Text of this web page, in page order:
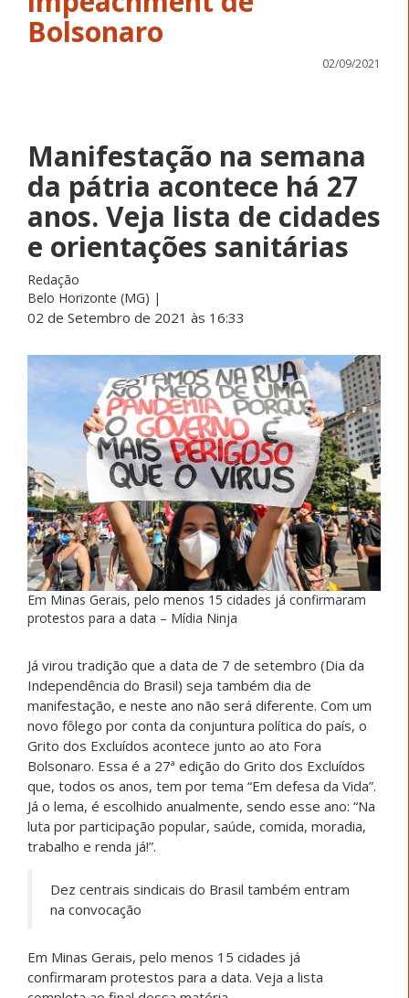
Bolsonaro
02/09/2021
Manifestação na semana
da pátria acontece há 27
anos. Veja lista de cidades
e orientações sanitárias
Redação
Belo Horizonte (MG) |
02 de Setembro de 2021 às 16:33
Em Minas Gerais, pelo menos 15 cidades já confirmaram
protestos para a data – Mídia Ninja
Já virou tradição que a data de 7 de setembro (Dia da
Independência do Brasil) seja também dia de
manifestação, e neste ano não será diferente. Com um
novo fôlego por conta da conjuntura política do país, o
Grito dos Excluídos acontece junto ao ato Fora
Bolsonaro. Essa é a 27ª edição do Grito dos Excluídos
que, todos os anos, tem por tema “Em defesa da Vida”.
Já o lema, é escolhido anualmente, sendo esse ano: “Na
luta por participação popular, saúde, comida, moradia,
trabalho e renda já!”.
Dez centrais sindicais do Brasil também entram
na convocação
Em Minas Gerais, pelo menos 15 cidades já
confirmaram protestos para a data. Veja a lista